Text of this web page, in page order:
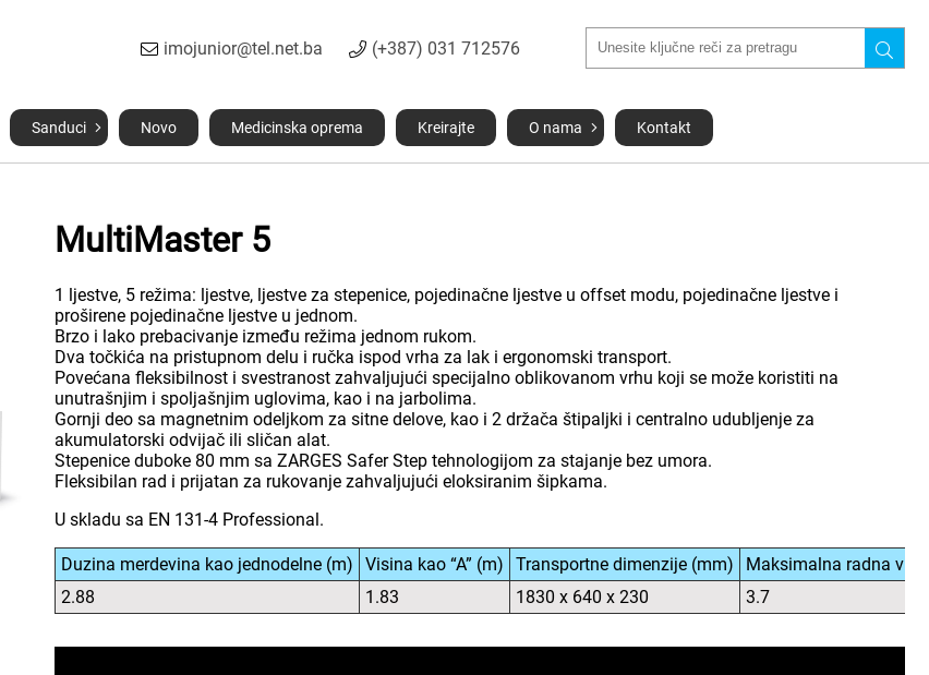
imojunior@tel.net.ba (+387) 031 712576
Sanduci Novo Medicinska oprema Kreirajte O nama Kontakt
MultiMaster 5
1 ljestve, 5 režima: ljestve, ljestve za stepenice, pojedinačne ljestve u offset modu, pojedinačne ljestve i
proširene pojedinačne ljestve u jednom.
Brzo i lako prebacivanje između režima jednom rukom.
Dva točkića na pristupnom delu i ručka ispod vrha za lak i ergonomski transport.
Povećana fleksibilnost i svestranost zahvaljujući specijalno oblikovanom vrhu koji se može koristiti na
unutrašnjim i spoljašnjim uglovima, kao i na jarbolima.
Gornji deo sa magnetnim odeljkom za sitne delove, kao i 2 držača štipaljki i centralno udubljenje za
akumulatorski odvijač ili sličan alat.
Stepenice duboke 80 mm sa ZARGES Safer Step tehnologijom za stajanje bez umora.
Fleksibilan rad i prijatan za rukovanje zahvaljujući eloksiranim šipkama.
U skladu sa EN 131-4 Professional.
Duzina merdevina kao jednodelne (m) Visina kao “A” (m) Transportne dimenzije (mm)
Maksimalna radna
2.88
1.83 1830 x 640 x 230 3.7